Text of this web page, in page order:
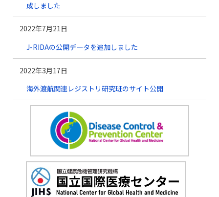
成しました
2022年7月21日
J-RIDAの公開データを追加しました
2022年3月17日
海外渡航関連レジストリ研究班のサイト公開